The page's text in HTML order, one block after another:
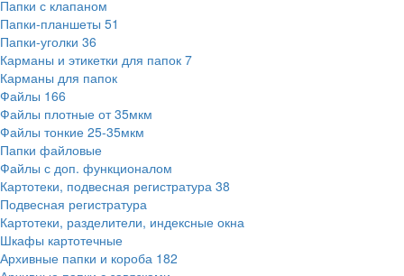
Папки с клапаном
Папки-планшеты 51
Папки-уголки 36
Карманы и этикетки для папок 7
Карманы для папок
Файлы 166
Файлы плотные от 35мкм
Файлы тонкие 25-35мкм
Папки файловые
Файлы с доп. функционалом
Картотеки, подвесная регистратура 38
Подвесная регистратура
Картотеки, разделители, индексные окна
Шкафы картотечные
Архивные папки и короба 182